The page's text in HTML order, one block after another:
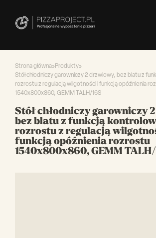
Włoskie
piece
do
pizzy
Miksery
do
ciasta
Maszyny
ciasta
do
Strona główna»Produkty»
Stół chłodniczy garowniczy 2 drzwiowy, bez blatu z
rozrostu z regulacją wilgotności i funkcją opóźnienia
1540x800x860, GEMM TALH/16S
Stół chłodniczy garowniczy
bez blatu z funkcją
rozrostu z regulacją
funkcją opóźnienia rozrostu
1540x800x860, GEMM